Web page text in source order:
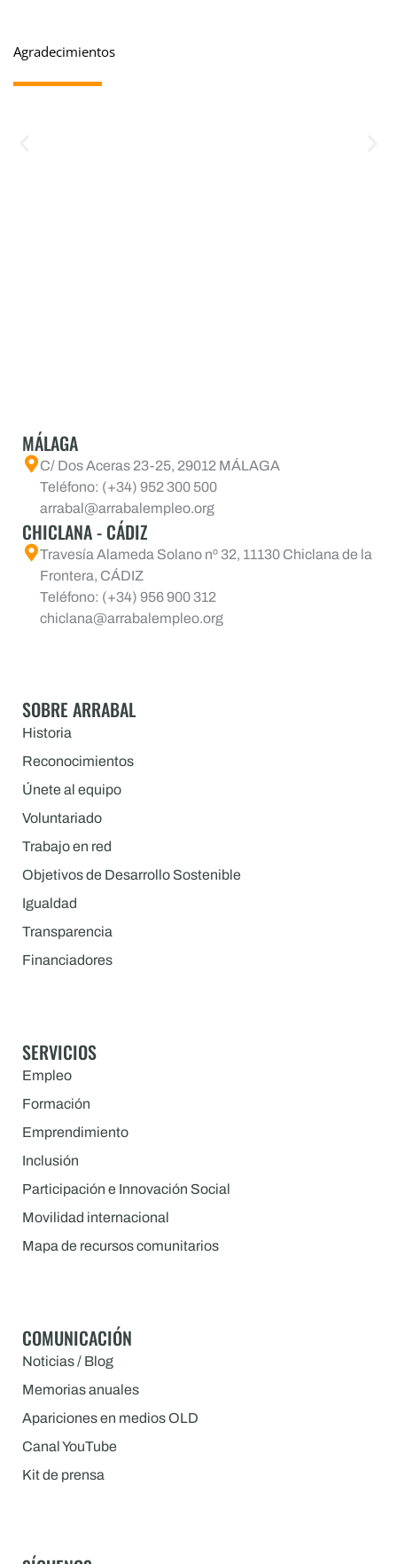
Agradecimientos
MÁLAGA
C/ Dos Aceras 23-25, 29012 MÁLAGA
Teléfono: (+34) 952 300 500
arrabal@arrabalempleo.org
CHICLANA - CÁDIZ
Travesía Alameda Solano nº 32, 11130 Chiclana de la
Frontera, CÁDIZ
Teléfono: (+34) 956 900 312
chiclana@arrabalempleo.org
SOBRE ARRABAL
Historia
Reconocimientos
Únete al equipo
Voluntariado
Trabajo en red
Objetivos de Desarrollo Sostenible
Igualdad
Transparencia
Financiadores
SERVICIOS
Empleo
Formación
Emprendimiento
Inclusión
Participación e Innovación Social
Movilidad internacional
Mapa de recursos comunitarios
COMUNICACIÓN
Noticias / Blog
Memorias anuales
Apariciones en medios OLD
Canal YouTube
Kit de prensa